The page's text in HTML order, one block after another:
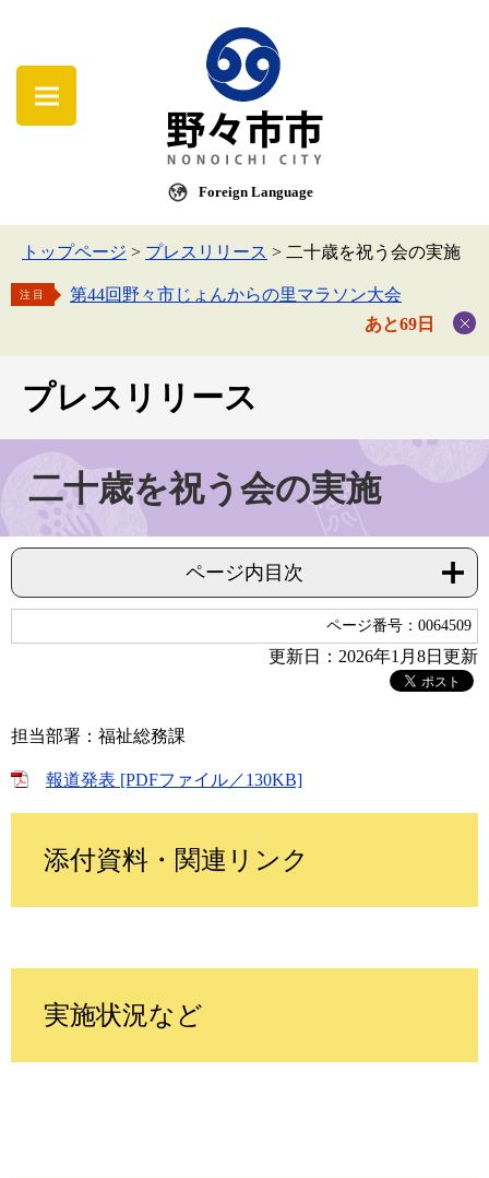
Foreign Language
トップページ > プレスリリース > 二十歳を祝う会の実施
注目
第44回野々市じょんからの里マラソン大会
あと69日
プレスリリース
二十歳を祝う会の実施
ページ内目次
ページ番号：0064509
更新日：2026年1月8日更新
担当部署：福祉総務課
報道発表 [PDFファイル／130KB]
添付資料・関連リンク
実施状況など